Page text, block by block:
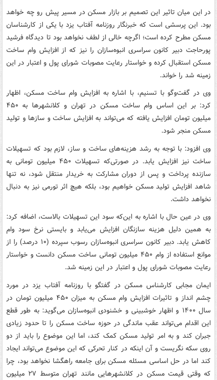
در این میان تاثیر این تصمیم بر بازار مسکن در مسیر پیش رو چه خواهد
بود. این پرسشی است که خبرنگار روزنامه آفتاب یزد با یکی از کارشناسان
مسکن مطرح کرده است؛ اگرچه خالی از لطف نخواهد بود تا دیدگاه فرشید
پورحاجت دبیر کانون سراسری انبوه‌سازان را نیز که از افزایش وام ساخت
مسکن استقبال کرده و خواستار رعایت مصوبات شورای پول و اعتبار در این
زمینه شد را خواند.
وی در گفت‌وگو با تسنیم، با اشاره به افزایش وام ساخت مسکن،‌ اظهار
کرد: بر این اساس وام ساخت مسکن در تهران و کلانشهرها به ۴۵۰
میلیون تومان افزایش یافته که می‌تواند به افزایش ساخت و سازها و تولید
مسکن منجر شود.
وی افزود: با توجه به رشد هزینه‌های ساخت و ساز، لازم بود که تسهیلات
ساخت نیز افزایش یابد. در صورتی‌که تسهیلات ۴۵۰ میلیون تومانی به
سازنده پرداخت و پس از دوران مشارکت به خریدار منتقل شود، نه تنها
شاهد افزایش تولید مسکن خواهیم بود، بلکه هیچ اثر تورمی نیز به دنبال
نخواهد داشت.
وی در عین حال با اشاره به این‌که سود این تسهیلات بالاست، اضافه کرد:
به همین دلیل هزینه سازنگان افزایش می‌یابد و بایستی نرخ سود وام
کاهش یابد. دبیر کانون سراسری انبوه‌سازان رسوب سپرده (۱۰ درصد) را از
موانع استفاده از وام ۴۵۰ میلیون تومانی ساخت مسکن دانست و خواستار
رعایت مصوبات شورای پول و اعتبار در این زمینه شد.
ایمان مجابی کارشناس مسکن در گفتگو با روزنامه آفتاب یزد در مورد
چشم انداز و تاثیرات افزایش وام مسکن به میزان ۴۵۰ میلیون تومان در
سال ۱۴۰۰ و اظهار خوشبینی و خشنودی انبوه‌سازان می‌گوید: به طور قطع
این اقدام می‌تواند عقب ماندگی در حوزه ساخت مسکن را تا حدود زیادی
جبران کند و به امر تولید مسکن کمک کند، اما این موضوع را باید از دو
روی سکه نگریست و آن اینکه در کنار تحرکی که این موضوع می‌تواند ایجاد
کند اما در حل اساسی مسئله مسکن برای جامعه راهگشا نخواهد بود، چرا
که وقتی قیمت مسکن در کلانشهرهایی مانند تهران متوسط ۲۷ میلیون